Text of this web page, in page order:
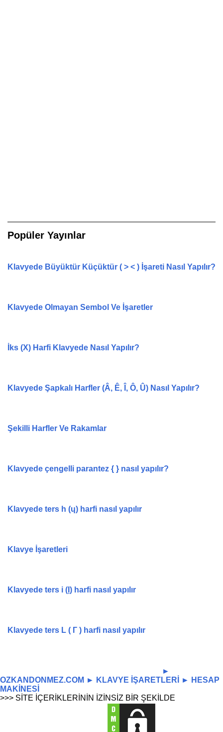
Popüler Yayınlar
Klavyede Büyüktür Küçüktür ( > < ) İşareti Nasıl Yapılır?
Klavyede Olmayan Sembol Ve İşaretler
İks (X) Harfi Klavyede Nasıl Yapılır?
Klavyede Şapkalı Harfler (Â, Ê, Î, Ô, Û) Nasıl Yapılır?
Şekilli Harfler Ve Rakamlar
Klavyede çengelli parantez { } nasıl yapılır?
Klavyede ters h (ɥ) harfi nasıl yapılır
Klavye İşaretleri
Klavyede ters i (Ị) harfi nasıl yapılır
Klavyede ters L ( Г ) harfi nasıl yapılır
►
OZKANDONMEZ.COM ► KLAVYE İŞARETLERİ ► HESAP
MAKİNESİ
>>> SİTE İÇERİKLERİNİN İZİNSİZ BİR ŞEKİLDE